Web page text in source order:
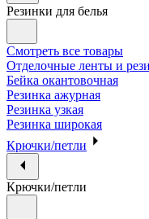
Резинки для белья
Смотреть все товары
Отделочные ленты и
Бейка окантовочная
Резинка ажурная
Резинка узкая
Резинка широкая
Крючки/петли
Крючки/петли